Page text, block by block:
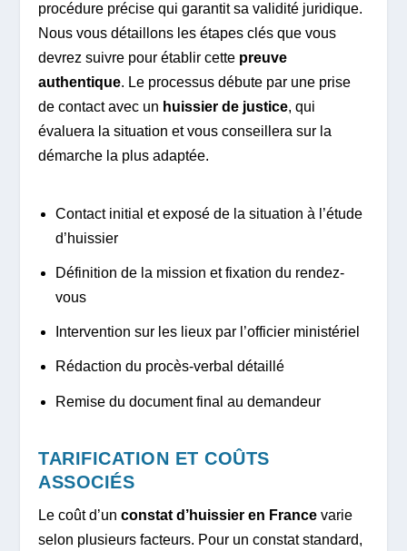
procédure précise qui garantit sa validité juridique.
Nous vous détaillons les étapes clés que vous
devrez suivre pour établir cette preuve
authentique. Le processus débute par une prise
de contact avec un huissier de justice, qui
évaluera la situation et vous conseillera sur la
démarche la plus adaptée.
Contact initial et exposé de la situation à l’étude
d’huissier
Définition de la mission et fixation du rendez-
vous
Intervention sur les lieux par l’officier ministériel
Rédaction du procès-verbal détaillé
Remise du document final au demandeur
TARIFICATION ET COÛTS
ASSOCIÉS
Le coût d’unconstat d’huissier en France varie
selon plusieurs facteurs. Pour un constat standard,